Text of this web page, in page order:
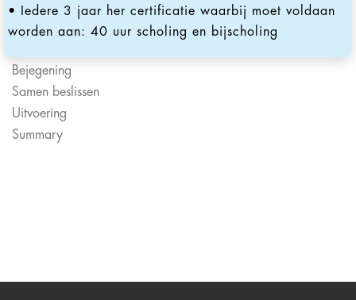
• Iedere 3 jaar her certificatie waarbij moet voldaan
worden aan: 40 uur scholing en bijscholing
Bejegening
Samen beslissen
Uitvoering
Summary